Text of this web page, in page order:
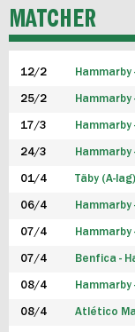
P19
F19
FUTSAL HERR
FUTSAL DAM
MATCHER
12/2
25/2
17/3
24/3
01/4 Täby (A-
06/4 Hammarby
07/4
07/4 Benfica -
08/4
08/4 Atlético